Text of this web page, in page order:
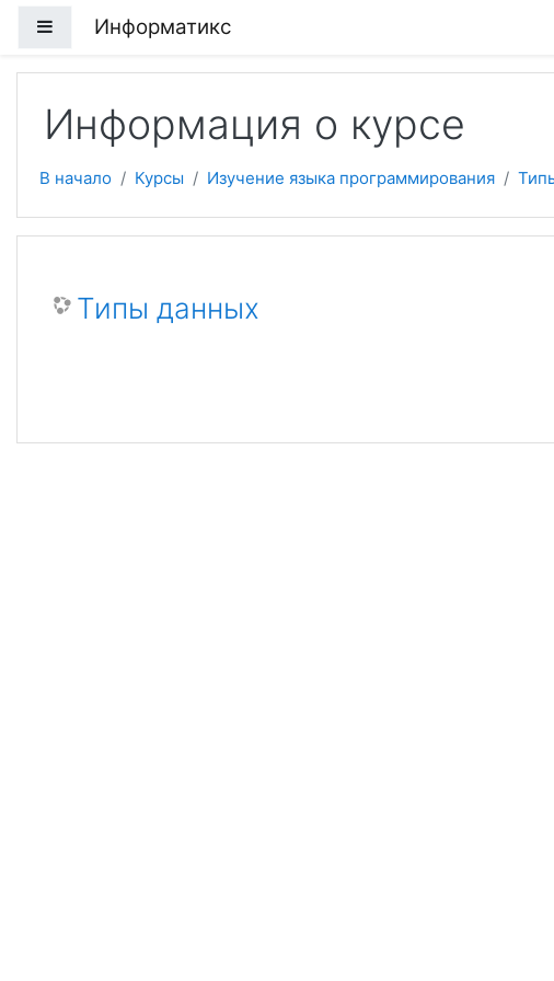
Боковая панель
Информатикс
Информация о курсе
В начало Курсы Изучение языка программирования
Типы данных